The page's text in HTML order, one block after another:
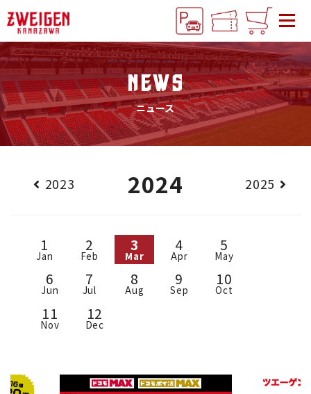
NEWS
ニュース
2023 2024 2025
1
Jan
2
Feb
3
Mar
4
Apr
5
May
6
Jun
7
Jul
8
Aug
9
Sep
10
Oct
11
Nov
12
Dec